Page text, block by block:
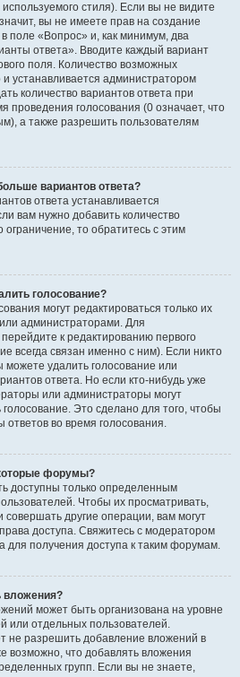
стиля). Если вы не видите
вы не имеете прав на создание
поле «Вопрос» и, как минимум, два
ответа». Вводите каждый вариант
поля. Количество возможных
и устанавливается администратором
количество вариантов ответа при
проведения голосования (0 означает, что
а также разрешить пользователям
вариантов ответа?
ответа устанавливается
вам нужно добавить количество
то обратитесь с этим
голосование?
могут редактироваться только их
администраторами. Для
к редактированию первого
всегда связан именно с ним). Если никто
можете удалить голосование или
ответа. Но если кто-нибудь уже
или администраторы могут
Это сделано для того, чтобы
во время голосования.
форумы?
доступны только определенным
Чтобы их просматривать,
другие операции, вам могут
доступа. Свяжитесь с модератором
получения доступа к таким форумам.
вложения?
может быть организована на уровне
или отдельных пользователей.
не разрешить добавление вложений в
возможно, что добавлять вложения
групп. Если вы не знаете,